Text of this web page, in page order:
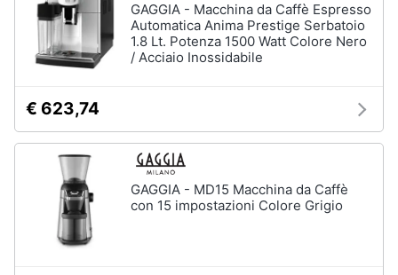
Elettrodomestici
professionali
industriali
da
professionali
Friggitrice
professionale
Idropulitrice
professionale
GAGGIA - Macchina da Caffè Espresso
Automatica Anima Prestige Serbatoio
1.8 Lt. Potenza 1500 Watt Colore Nero
/ Acciaio Inossidabile
€ 623,74
GAGGIA - MD15 Macchina da Caffè
con 15 impostazioni Colore Grigio